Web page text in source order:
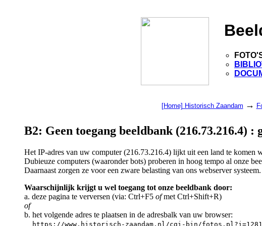
[Home] Historisch Zaandam →
B2: Geen toegang beeldbank (216.73.216.4) :
Het IP-adres van uw computer (216.73.216.4) lijkt uit een land te komen
Dubieuze computers (waaronder bots) proberen in hoog tempo al onze
Daarnaast zorgen ze voor een zware belasting van ons webserver systeem.
Waarschijnlijk krijgt u wel toegang tot onze beeldbank door:
a. deze pagina te verversen (via: Ctrl+F5 ofmet Ctrl+Shift+R)
of
b. het volgende adres te plaatsen in de adresbalk van uw browser:
https://www.historisch-zaandam.nl/cgi-bin/